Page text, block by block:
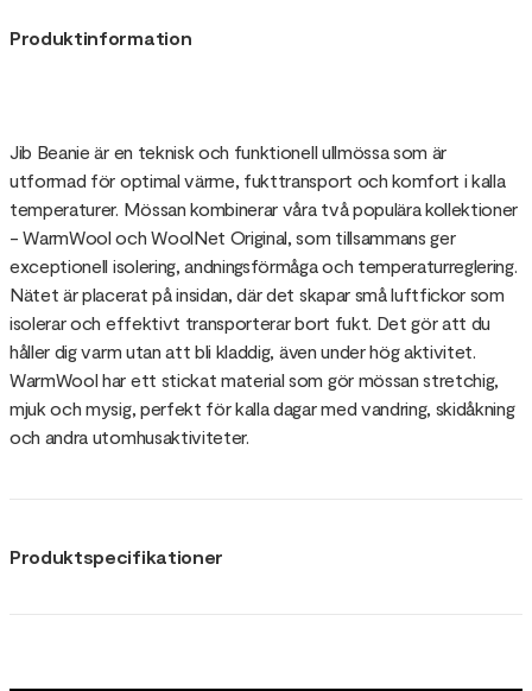
Produktinformation
Jib Beanie är en teknisk och funktionell ullmössa som är
utformad för optimal värme, fukttransport och komfort i kalla
temperaturer. Mössan kombinerar våra två populära kollektioner
- WarmWool och WoolNet Original, som tillsammans ger
exceptionell isolering, andningsförmåga och temperaturreglering.
Nätet är placerat på insidan, där det skapar små luftfickor som
isolerar och effektivt transporterar bort fukt. Det gör att du
håller dig varm utan att bli kladdig, även under hög aktivitet.
WarmWool har ett stickat material som gör mössan stretchig,
mjuk och mysig, perfekt för kalla dagar med vandring, skidåkning
och andra utomhusaktiviteter.
Produktspecifikationer